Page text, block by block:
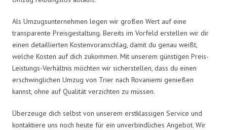
Als Umzugsunternehmen legen wir großen Wert auf eine
transparente Preisgestaltung. Bereits im Vorfeld erstellen wir dir
einen detaillierten Kostenvoranschlag, damit du genau weißt,
welche Kosten auf dich zukommen. Mit unserem günstigen Preis-
Leistungs-Verhältnis möchten wir sicherstellen, dass du einen
erschwinglichen Umzug von Trier nach Rovaniemi genießen
kannst, ohne auf Qualität verzichten zu müssen.
Überzeuge dich selbst von unserem erstklassigen Service und
kontaktiere uns noch heute für ein unverbindliches Angebot. Wir